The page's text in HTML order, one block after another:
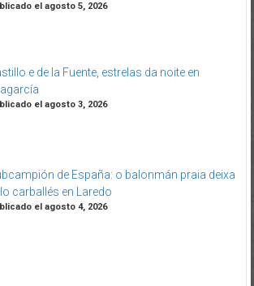
el agosto 5, 2026
e de la Fuente, estrelas da noite en
el agosto 3, 2026
de España: o balonmán praia deixa
carballés en Laredo
el agosto 4, 2026